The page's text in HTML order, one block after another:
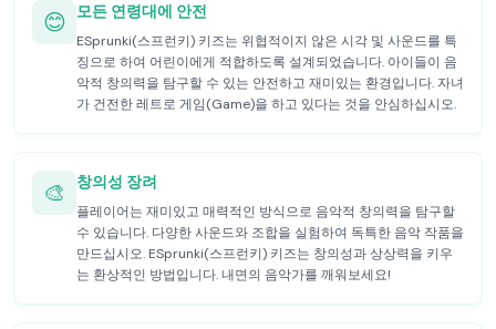
😊 모든 연령대에 안전
ESprunki(스프런키) 키즈는 위협적이지 않은 시각 및 사운드를 특
징으로 하여 어린이에게 적합하도록 설계되었습니다. 아이들이 음
악적 창의력을 탐구할 수 있는 안전하고 재미있는 환경입니다. 자녀
가 건전한 레트로 게임(Game)을 하고 있다는 것을 안심하십시오.
🎨 창의성 장려
플레이어는 재미있고 매력적인 방식으로 음악적 창의력을 탐구할
수 있습니다. 다양한 사운드와 조합을 실험하여 독특한 음악 작품을
만드십시오. ESprunki(스프런키) 키즈는 창의성과 상상력을 키우
는 환상적인 방법입니다. 내면의 음악가를 깨워보세요!